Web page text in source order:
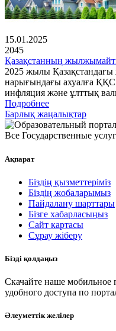
15.01.2025
2045
Қазақстанның
2025 жылы
нарығындағы ахуалға ҚҚС
инфляция және ұлттық
Подробнее
Барлық жаңалықтар
Все Государственные
Ақпарат
Біздің қызметтеріміз
Біздің жобаларымыз
Пайдалану шарттары
Бізге хабарласыңыз
Сайт картасы
Сұрау жіберу
Бізді қолдаңыз
Скачайте наше мобильное
удобного доступа по
Әлеуметтік желілер